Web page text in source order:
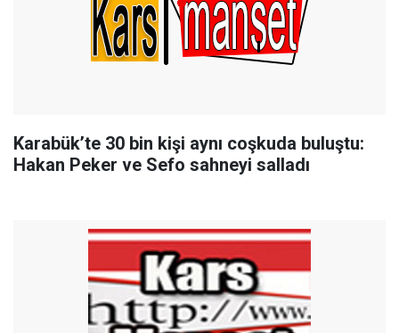
Karabük’te 30 bin kişi aynı coşkuda buluştu:
Hakan Peker ve Sefo sahneyi salladı